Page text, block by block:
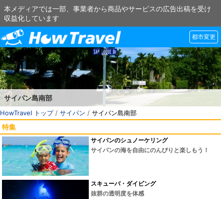
本メディアでは一部、事業者から商品やサービスの広告出稿を受け
収益化しています
都市変更
サイパン島南部
HowTravel トップ/ サイパン / サイパン島南部
特集
サイパンのシュノーケリング
サイパンの海を自由にのんびりと楽しもう！
スキューバ・ダイビング
抜群の透明度を体感